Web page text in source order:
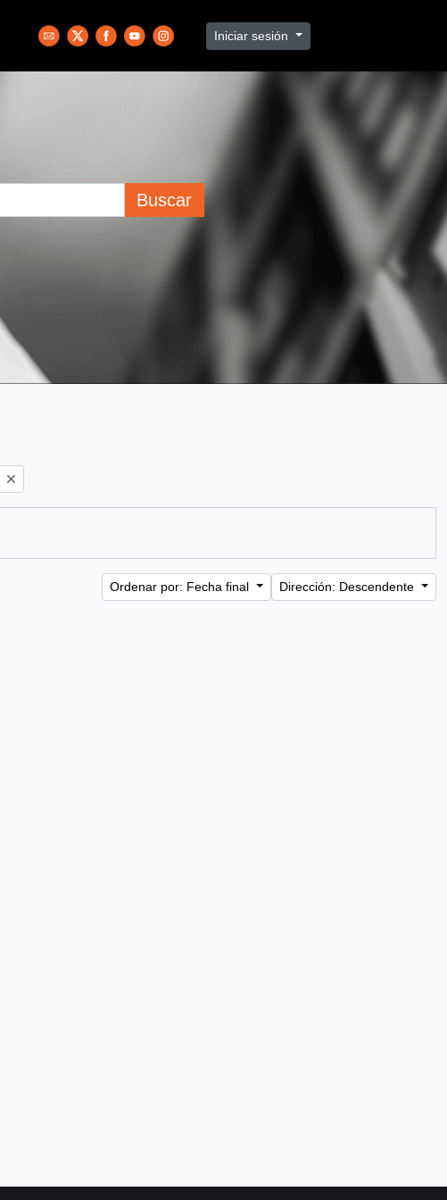
Iniciar sesión
Buscar
Ordenar por: Fecha final Dirección: Descendente